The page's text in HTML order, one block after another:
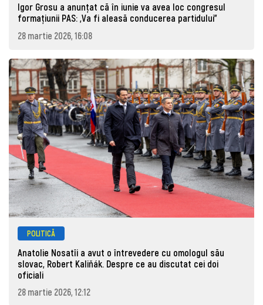
Igor Grosu a anunțat că în iunie va avea loc congresul
formațiunii PAS: „Va fi aleasă conducerea partidului”
28 martie 2026, 16:08
POLITICĂ
Anatolie Nosatîi a avut o întrevedere cu omologul său
slovac, Robert Kaliňák. Despre ce au discutat cei doi
oficiali
28 martie 2026, 12:12